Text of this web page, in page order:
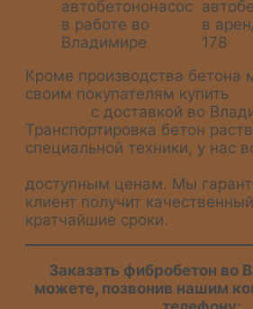
Кроме производства бетона
своим покупателям купить
с доставкой во
Транспортировка бетон
специальной техники, у нас
доступным ценам. Мы
клиент получит
кратчайшие сроки.
Заказать фибробетон во
можете, позвонив нашим